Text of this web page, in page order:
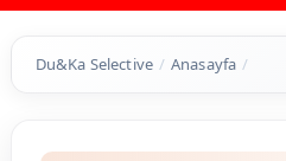
Du&Ka Selective Anasayfa